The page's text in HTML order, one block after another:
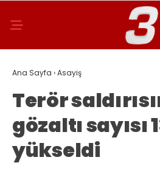
Ana Sayfa ›Asayiş
Terör
gözaltı sayısı
yükseldi